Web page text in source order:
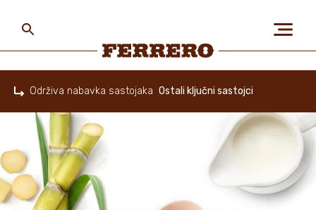
O NAMA
LJUDI I PLANETA
main
content
Održiva nabavka sastojaka Ostali ključni sastojci